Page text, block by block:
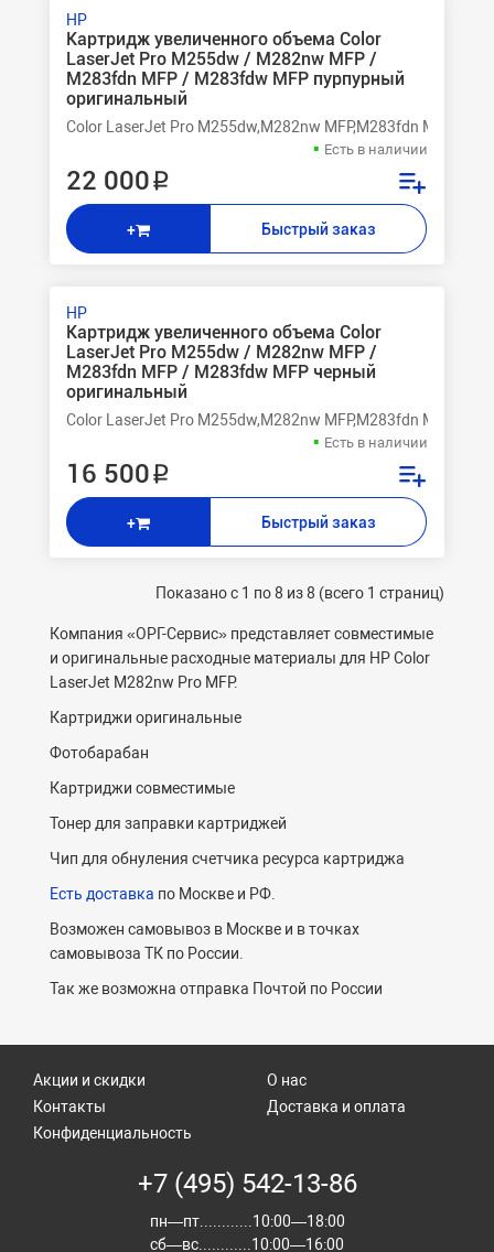
HP
Картридж увеличенного объема Color
LaserJet Pro M255dw / M282nw MFP /
M283fdn MFP / M283fdw MFP пурпурный
оригинальный
Color LaserJet Pro M255dw,M282nw MFP,M283fdn
Есть в наличии
22 000 ₽
+ Быстрый заказ
HP
Картридж увеличенного объема Color
LaserJet Pro M255dw / M282nw MFP /
M283fdn MFP / M283fdw MFP черный
оригинальный
Color LaserJet Pro M255dw,M282nw MFP,M283fdn
Есть в наличии
16 500 ₽
+ Быстрый заказ
Показано с 1 по 8 из 8 (всего 1 страниц)
Компания «ОРГ-Cервис» представляет совместимые
и оригинальные расходные материалы для HP Color
LaserJet M282nw Pro MFP.
Картриджи оригинальные
Фотобарабан
Картриджи совместимые
Тонер для заправки картриджей
Чип для обнуления счетчика ресурса картриджа
Есть доставка по Москве и РФ.
Возможен самовывоз в Москве и в точках
самовывоза ТК по России.
Так же возможна отправка Почтой по России
Акции и скидки
Контакты
О нас
Доставка и оплата
Конфиденциальность
+7 (495) 542-13-86
пн—пт............10:00—18:00
сб—вс............10:00—16:00